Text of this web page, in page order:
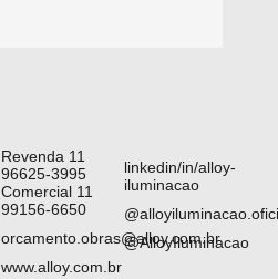
Revenda 11
96625-3995
Comercial 11
99156-6650
orcamento.obras@alloy.com.br
www.alloy.com.br
linkedin/in/alloy-
iluminacao
@AlloyIluminacao